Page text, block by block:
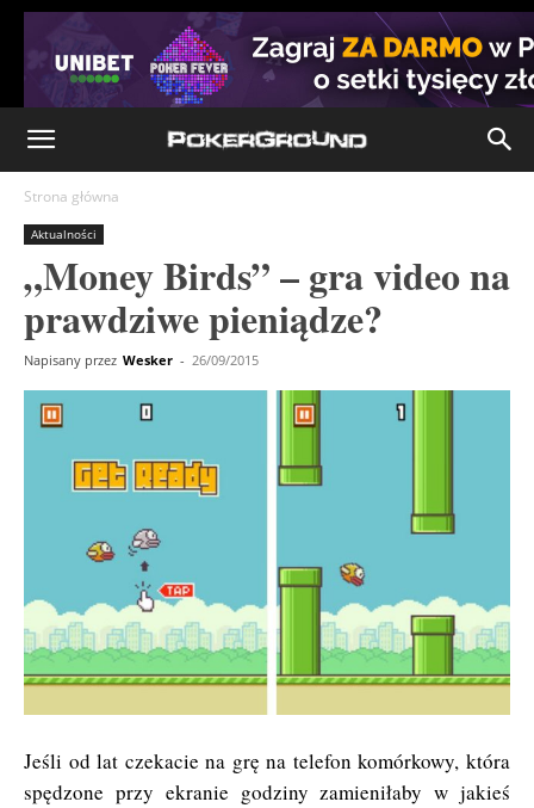
Strona główna
Aktualności
„Money Birds” – gra video na
prawdziwe pieniądze?
Napisany przez Wesker - 26/09/2015
Jeśli od lat czekacie na grę na telefon komórkowy, która
spędzone przy ekranie godziny zamieniłaby w jakieś